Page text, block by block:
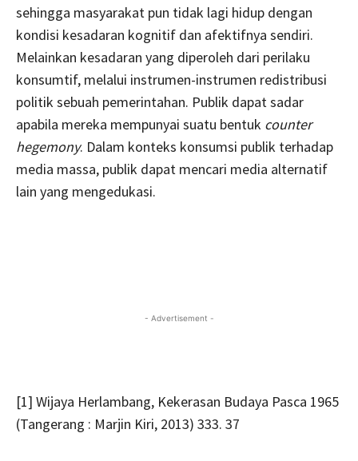
sehingga masyarakat pun tidak lagi hidup dengan
kondisi kesadaran kognitif dan afektifnya sendiri.
Melainkan kesadaran yang diperoleh dari perilaku
konsumtif, melalui instrumen-instrumen redistribusi
politik sebuah pemerintahan. Publik dapat sadar
apabila mereka mempunyai suatu bentuk counter
hegemony. Dalam konteks konsumsi publik terhadap
media massa, publik dapat mencari media alternatif
lain yang mengedukasi.
- Advertisement -
[1] Wijaya Herlambang, Kekerasan Budaya Pasca 1965
(Tangerang : Marjin Kiri, 2013) 333. 37